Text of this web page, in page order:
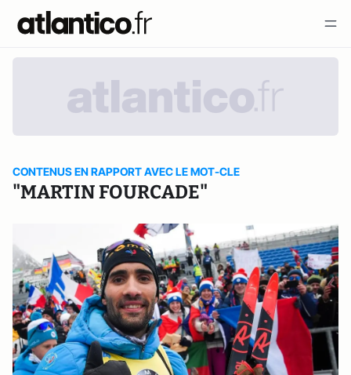
CONTENUS EN RAPPORT AVEC LE MOT-CLE
"MARTIN FOURCADE"